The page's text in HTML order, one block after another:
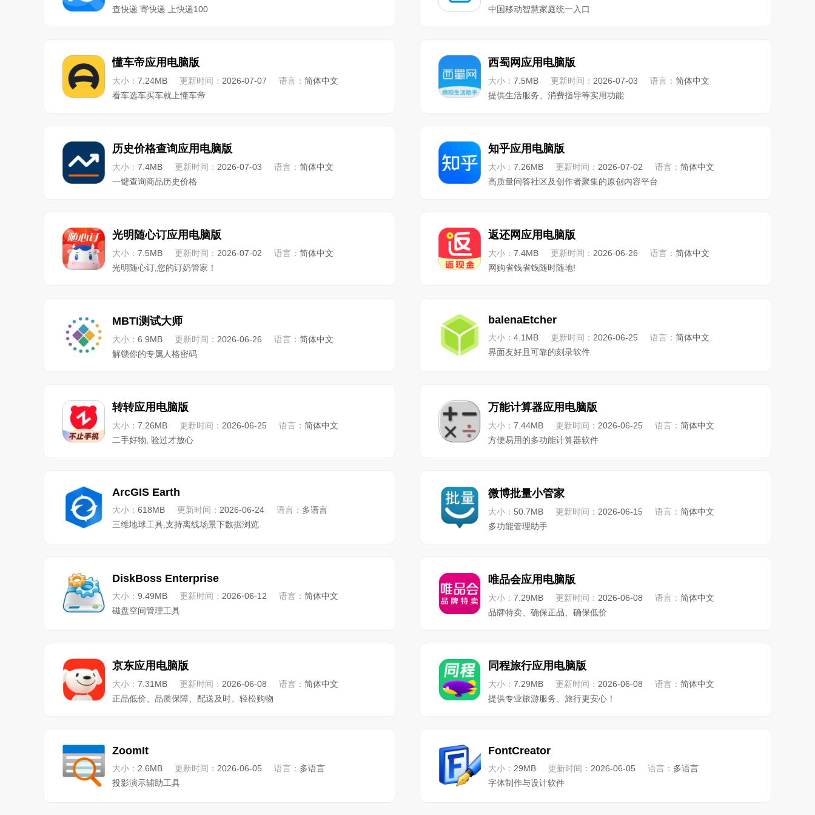
查快递 寄快递 上快递100
中国移动智慧家庭统一入口
懂车帝应用电脑版
大小： 7.24MB 更新时间： 2026-07-07 语言： 简体中文
看车选车买车就上懂车帝
西蜀网应用电脑版
大小： 7.5MB 更新时间： 2026-07-03 语言： 简体中文
提供生活服务、消费指导等实用功能
历史价格查询应用电脑版
大小： 7.4MB 更新时间： 2026-07-03 语言： 简体中文
一键查询商品历史价格
知乎应用电脑版
大小： 7.26MB 更新时间： 2026-07-02 语言： 简体中文
高质量问答社区及创作者聚集的原创内容平台
光明随心订应用电脑版
大小： 7.5MB 更新时间： 2026-07-02 语言： 简体中文
光明随心订,您的订奶管家！
返还网应用电脑版
大小： 7.4MB 更新时间： 2026-06-26 语言： 简体中文
网购省钱省钱随时随地!
MBTI测试大师
大小： 6.9MB 更新时间： 2026-06-26 语言： 简体中文
解锁你的专属人格密码
balenaEtcher
大小： 4.1MB 更新时间： 2026-06-25 语言： 简体中文
界面友好且可靠的刻录软件
转转应用电脑版
大小： 7.26MB 更新时间： 2026-06-25 语言： 简体中文
二手好物, 验过才放心
万能计算器应用电脑版
大小： 7.44MB 更新时间： 2026-06-25 语言： 简体中文
方便易用的多功能计算器软件
ArcGIS Earth
大小： 618MB 更新时间： 2026-06-24 语言： 多语言
三维地球工具,支持离线场景下数据浏览
微博批量小管家
大小： 50.7MB 更新时间： 2026-06-15 语言： 简体中文
多功能管理助手
DiskBoss Enterprise
大小： 9.49MB 更新时间： 2026-06-12 语言： 简体中文
磁盘空间管理工具
唯品会应用电脑版
大小： 7.29MB 更新时间： 2026-06-08 语言： 简体中文
品牌特卖、确保正品、确保低价
京东应用电脑版
大小： 7.31MB 更新时间： 2026-06-08 语言： 简体中文
正品低价、品质保障、配送及时、轻松购物
同程旅行应用电脑版
大小： 7.29MB 更新时间： 2026-06-08 语言： 简体中文
提供专业旅游服务、旅行更安心！
ZoomIt
大小： 2.6MB 更新时间： 2026-06-05 语言： 多语言
投影演示辅助工具
FontCreator
大小： 29MB 更新时间： 2026-06-05 语言： 多语言
字体制作与设计软件